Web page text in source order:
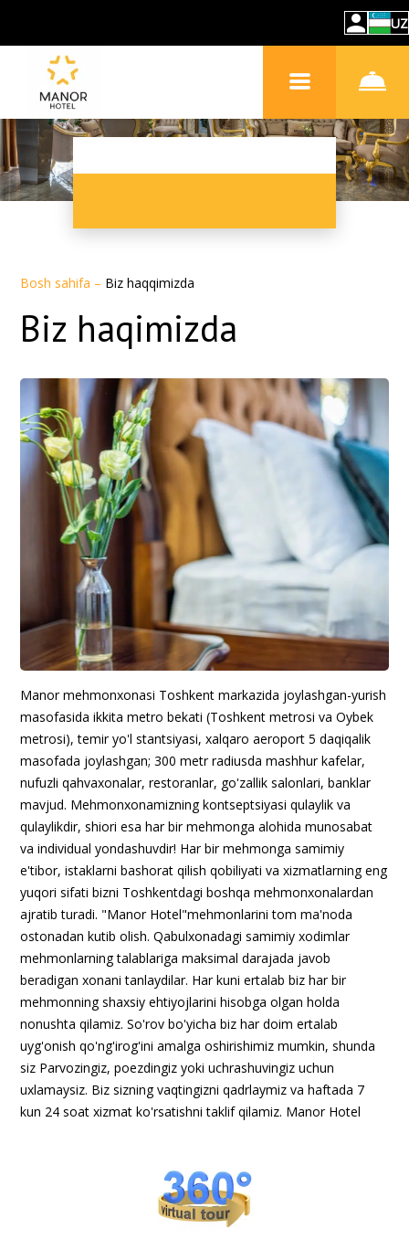
UZ
Bosh sahifa – Biz haqqimizda
Biz haqimizda
Manor mehmonxonasi Toshkent markazida joylashgan-yurish
masofasida ikkita metro bekati (Toshkent metrosi va Oybek
metrosi), temir yo'l stantsiyasi, xalqaro aeroport 5 daqiqalik
masofada joylashgan; 300 metr radiusda mashhur kafelar,
nufuzli qahvaxonalar, restoranlar, go'zallik salonlari, banklar
mavjud. Mehmonxonamizning kontseptsiyasi qulaylik va
qulaylikdir, shiori esa har bir mehmonga alohida munosabat
va individual yondashuvdir! Har bir mehmonga samimiy
e'tibor, istaklarni bashorat qilish qobiliyati va xizmatlarning eng
yuqori sifati bizni Toshkentdagi boshqa mehmonxonalardan
ajratib turadi. "Manor Hotel"mehmonlarini tom ma'noda
ostonadan kutib olish. Qabulxonadagi samimiy xodimlar
mehmonlarning talablariga maksimal darajada javob
beradigan xonani tanlaydilar. Har kuni ertalab biz har bir
mehmonning shaxsiy ehtiyojlarini hisobga olgan holda
nonushta qilamiz. So'rov bo'yicha biz har doim ertalab
uyg'onish qo'ng'irog'ini amalga oshirishimiz mumkin, shunda
siz Parvozingiz, poezdingiz yoki uchrashuvingiz uchun
uxlamaysiz. Biz sizning vaqtingizni qadrlaymiz va haftada 7
kun 24 soat xizmat ko'rsatishni taklif qilamiz. Manor Hotel